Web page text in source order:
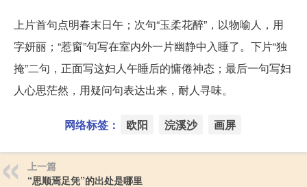
上片首句点明春末日午；次句“玉柔花醉”，以物喻人，用
字妍丽；“惹窗”句写在室内外一片幽静中入睡了。下片“独
掩”二句，正面写这妇人午睡后的慵倦神态；最后一句写妇
人心思茫然，用疑问句表达出来，耐人寻味。
网络标签： 欧阳 浣溪沙 画屏
上一篇
“思顺焉足凭”的出处是哪里